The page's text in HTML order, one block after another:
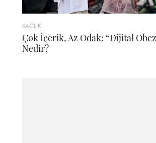
SAĞLIK
Çok İçerik, Az Odak: “Dijital
Nedir?